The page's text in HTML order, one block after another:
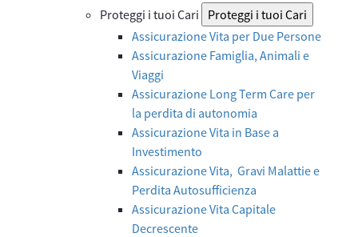
Proteggi i tuoi Cari
Proteggi i tuoi Cari
Assicurazione Vita per Due Persone
Assicurazione Famiglia, Animali e
Viaggi
Assicurazione Long Term Care per
la perdita di autonomia
Assicurazione Vita in Base a
Investimento
Assicurazione Vita, Gravi Malattie e
Perdita Autosufficienza
Assicurazione Vita Capitale
Decrescente